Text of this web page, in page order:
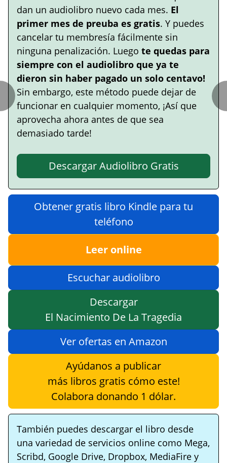
dan un audiolibro nuevo cada mes. El
primer mes de preuba es gratis. Y puedes
cancelar tu membresía fácilmente sin
ninguna penalización. Luego te quedas para
siempre con el audiolibro que ya te
dieron sin haber pagado un solo centavo!
Sin embargo, este método puede dejar de
funcionar en cualquier momento, ¡Así que
aprovecha ahora antes de que sea
demasiado tarde!
Descargar Audiolibro Gratis
Obtener gratis libro Kindle para tu
teléfono
Leer online
Escuchar audiolibro
Descargar
El Nacimiento De La Tragedia
Ver ofertas en Amazon
Ayúdanos a publicar
más libros gratis cómo este!
Colabora donando 1 dólar.
También puedes descargar el libro desde
una variedad de servicios online como Mega,
Scribd, Google Drive, Dropbox, MediaFire y